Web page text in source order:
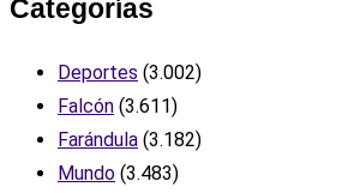
Categorías
Deportes (3.002)
Falcón (3.611)
Farándula (3.182)
Mundo (3.483)